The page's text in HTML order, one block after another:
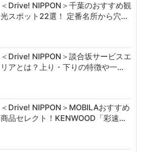
＜Drive! NIPPON＞千葉のおすすめ観
光スポット22選！ 定番名所から穴…
＜Drive! NIPPON＞談合坂サービスエ
リアとは？上り・下りの特徴や一…
＜Drive! NIPPON＞MOBILAおすすめ
商品セレクト！KENWOOD「彩速…